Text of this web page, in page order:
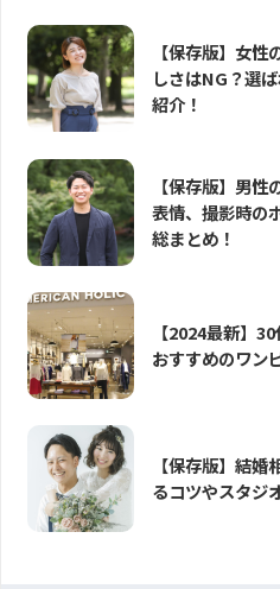
【保存版】女
しさはNG？選
紹介！
【保存版】男
表情、撮影時の
総まとめ！
【2024最新】
おすすめのワン
【保存版】結
るコツやスタジ